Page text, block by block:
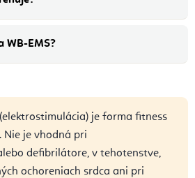
WB-EMS?
je forma fitness
Nie je vhodná pri
defibrilátore, v tehotenstve,
ochoreniach srdca ani pri